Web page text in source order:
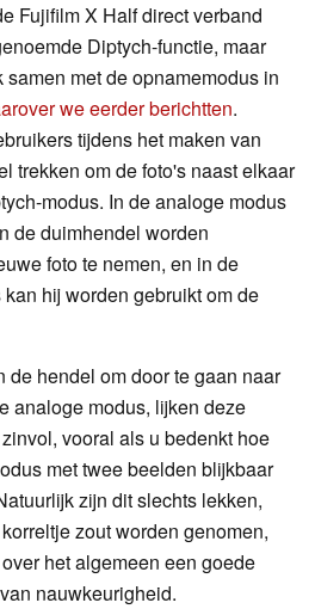
Fujifilm X Half direct verband
Diptych-functie, maar
met de opnamemodus in
we eerder berichtten.
tijdens het maken van
trekken om de foto's naast elkaar
modus. In de analoge modus
de duimhendel worden
foto te nemen, en in de
hij worden gebruikt om de
de hendel om door te gaan naar
analoge modus, lijken deze
vooral als u bedenkt hoe
met twee beelden blijkbaar
zijn dit slechts lekken,
zout worden genomen,
het algemeen een goede
nauwkeurigheid.